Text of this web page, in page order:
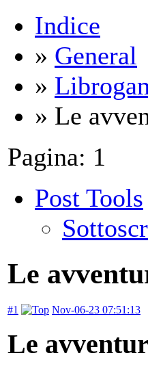
Indice
» General
»
» Le
Pagina: 1
Post Tools
Le
#1 Nov-06-23 07:51:13
Le